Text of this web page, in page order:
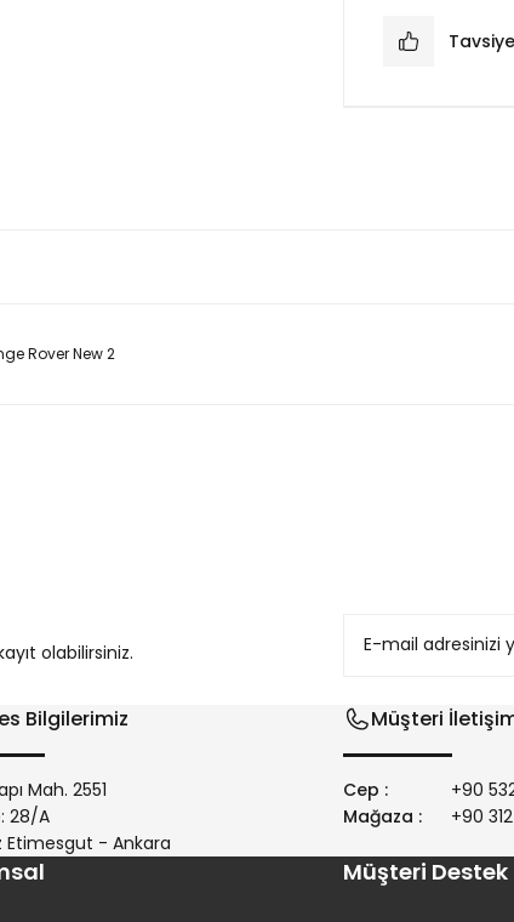
Rover New 2
olabilirsiniz.
Bilgilerimiz
Mah. 2551
28/A
Etimesgut - Ankara
Müşteri
Cep :
+90
Mağaza :
+90
Müşteri Destek